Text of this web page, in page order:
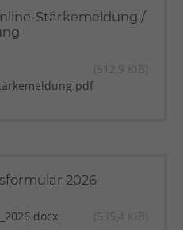
Stärkemeldung /
(512,9 KiB)
2026
(535,4 KiB)